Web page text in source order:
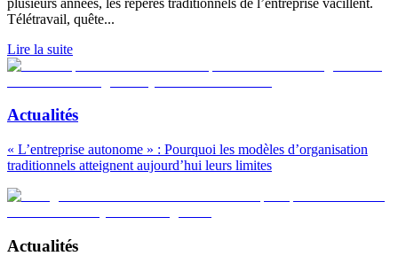
Télétravail, quête...
Lire la suite
Actualités
« L’entreprise autonome » : Pourquoi les modèles d’organisation
traditionnels atteignent aujourd’hui leurs limites
Actualités